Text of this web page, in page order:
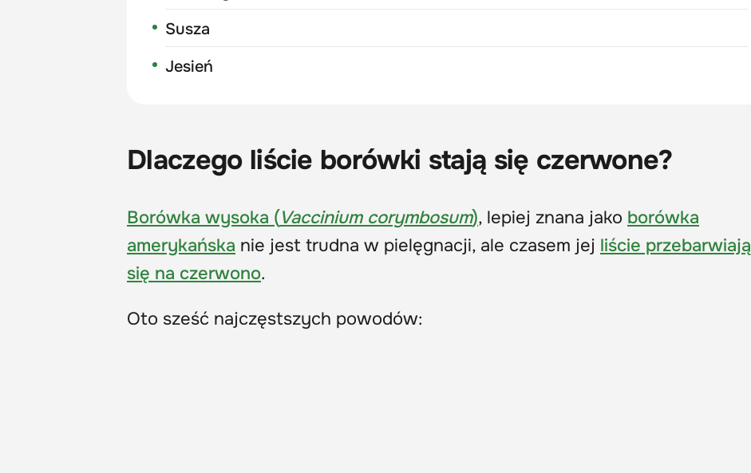
Susza
Jesień
Dlaczego liście borówki stają się czerwone?
Borówka wysoka (Vaccinium corymbosum), lepiej znana jako borówka
amerykańska nie jest trudna w pielęgnacji, ale czasem jej liście przebarwiają
się na czerwono.
Oto sześć najczęstszych powodów: